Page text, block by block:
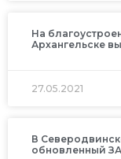
На
Архангельске
27.05.2021
В
обновленный